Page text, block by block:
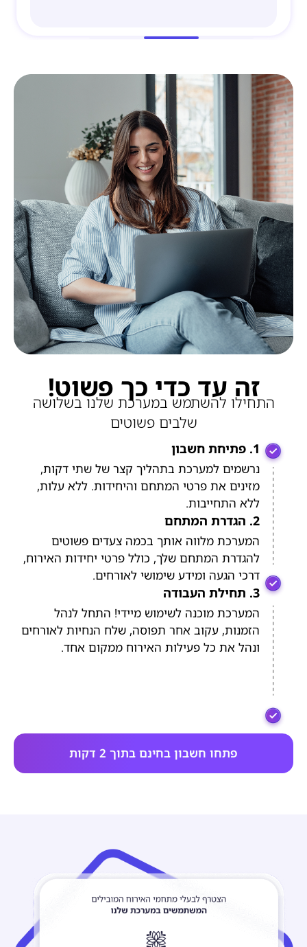
זה עד כדי כך פשוט!
התחילו להשתמש במערכת שלנו בשלושה
שלבים פשוטים
1. פתיחת חשבון
נרשמים למערכת בתהליך קצר של שתי דקות,
מזינים את פרטי המתחם והיחידות. ללא עלות,
ללא התחייבות.
2. הגדרת המתחם
המערכת מלווה אותך בכמה צעדים פשוטים
להגדרת המתחם שלך, כולל פרטי יחידות האירוח,
דרכי הגעה ומידע שימושי לאורחים.
3. תחילת העבודה
המערכת מוכנה לשימוש מיידי! התחל לנהל
הזמנות, עקוב אחר תפוסה, שלח הנחיות לאורחים
ונהל את כל פעילות האירוח ממקום אחד.
פתחו חשבון בחינם בתוך 2 דקות